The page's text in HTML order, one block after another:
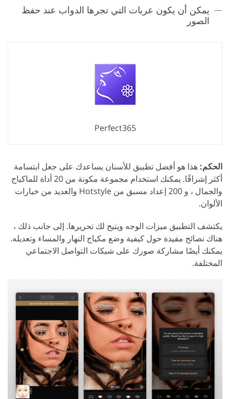
يمكن أن يكون عربات التي تجرها الدواب عند حفظ
الصور
Perfect365
الحكم: هذا هو أفضل تطبيق للأسنان يساعدك على جعل ابتسامة
أكثر إشراقًا. يمكنك استخدام مجموعة مكونة من 20 أداة للماكياج
والجمال ، و 200 إعداد مسبق من Hotstyle والعديد من خيارات
الألوان.
يكتشف التطبيق ميزات الوجه ويتيح لك تحريرها. إلى جانب ذلك ،
هناك نصائح مفيدة حول كيفية وضع مكياج النهار والمساء وتعديله.
يمكنك أيضًا مشاركة صورك على شبكات التواصل الاجتماعي
المختلفة.